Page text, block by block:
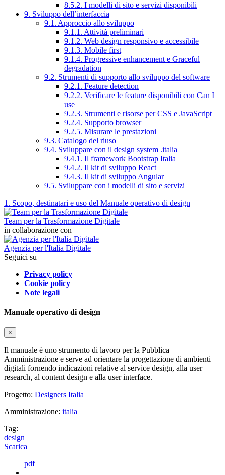
8.5.2. I modelli di sito e servizi disponibili
9. Sviluppo dell’interfaccia
9.1. Approccio allo sviluppo
9.1.1. Attività preliminari
9.1.2. Web design responsivo e accessibile
9.1.3. Mobile first
9.1.4. Progressive enhancement e Graceful
degradation
9.2. Strumenti di supporto allo sviluppo del software
9.2.1. Feature detection
9.2.2. Verificare le feature disponibili con Can I
use
9.2.3. Strumenti e risorse per CSS e JavaScript
9.2.4. Supporto browser
9.2.5. Misurare le prestazioni
9.3. Catalogo del riuso
9.4. Sviluppare con il design system .italia
9.4.1. Il framework Bootstrap Italia
9.4.2. Il kit di sviluppo React
9.4.3. Il kit di sviluppo Angular
9.5. Sviluppare con i modelli di sito e servizi
1. Scopo, destinatari e uso del Manuale operativo di design
Team per la Trasformazione Digitale
in collaborazione con
Agenzia per l'Italia Digitale
Seguici su
Privacy policy
Cookie policy
Note legali
Manuale operativo di design
×
Il manuale è uno strumento di lavoro per la Pubblica
Amministrazione e serve ad orientare la progettazione di ambienti
digitali fornendo indicazioni relative al service design, alla user
research, al content design e alla user interface.
Progetto: Designers Italia
Amministrazione: italia
Tag:
design
Scarica
pdf